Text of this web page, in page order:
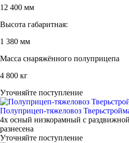
12 400 мм
Высота габаритная:
1 380 мм
Масса снаряжённого полуприцепа
4 800 кг
Уточняйте поступление
Полуприцеп-тяжеловоз
4х осный низкорамный с
разнесена
Уточняйте поступление